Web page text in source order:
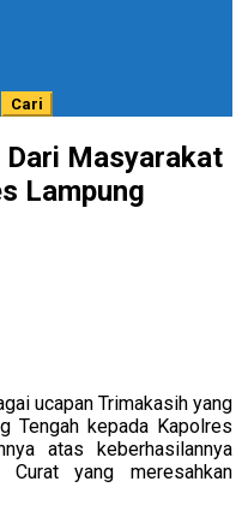
Dari Masyarakat
Lampung
ucapan Trimakasih yang
Tengah kepada Kapolres
atas keberhasilannya
yang meresahkan